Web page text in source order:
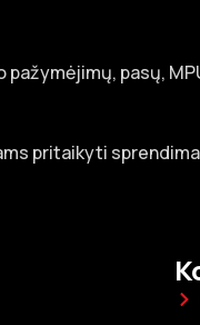
pasų,
pritaikyti